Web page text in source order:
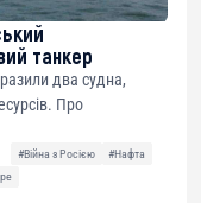
танкер
два судна,
Про
#Війна з Росією
#Нафта